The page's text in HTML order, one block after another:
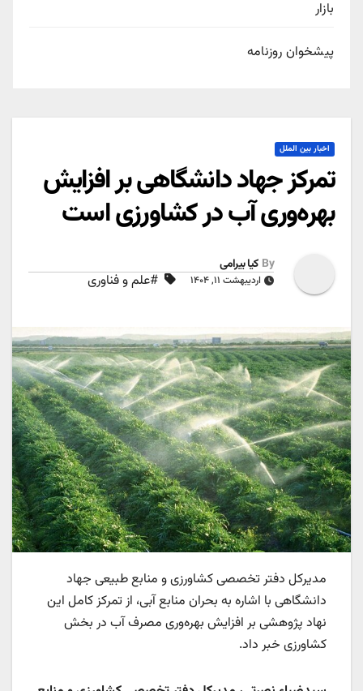
بازار
پیشخوان روزنامه
اخبار بین الملل
تمرکز جهاد دانشگاهی بر افزایش
بهره‌وری آب در کشاورزی است
By کیا بیرامی
اردیبهشت ۱۱, ۱۴۰۴ #علم و فناوری
مدیرکل دفتر تخصصی کشاورزی و منابع طبیعی جهاد
دانشگاهی با اشاره به بحران منابع آبی، از تمرکز کامل این
نهاد پژوهشی بر افزایش بهره‌وری مصرف آب در بخش
کشاورزی خبر داد.